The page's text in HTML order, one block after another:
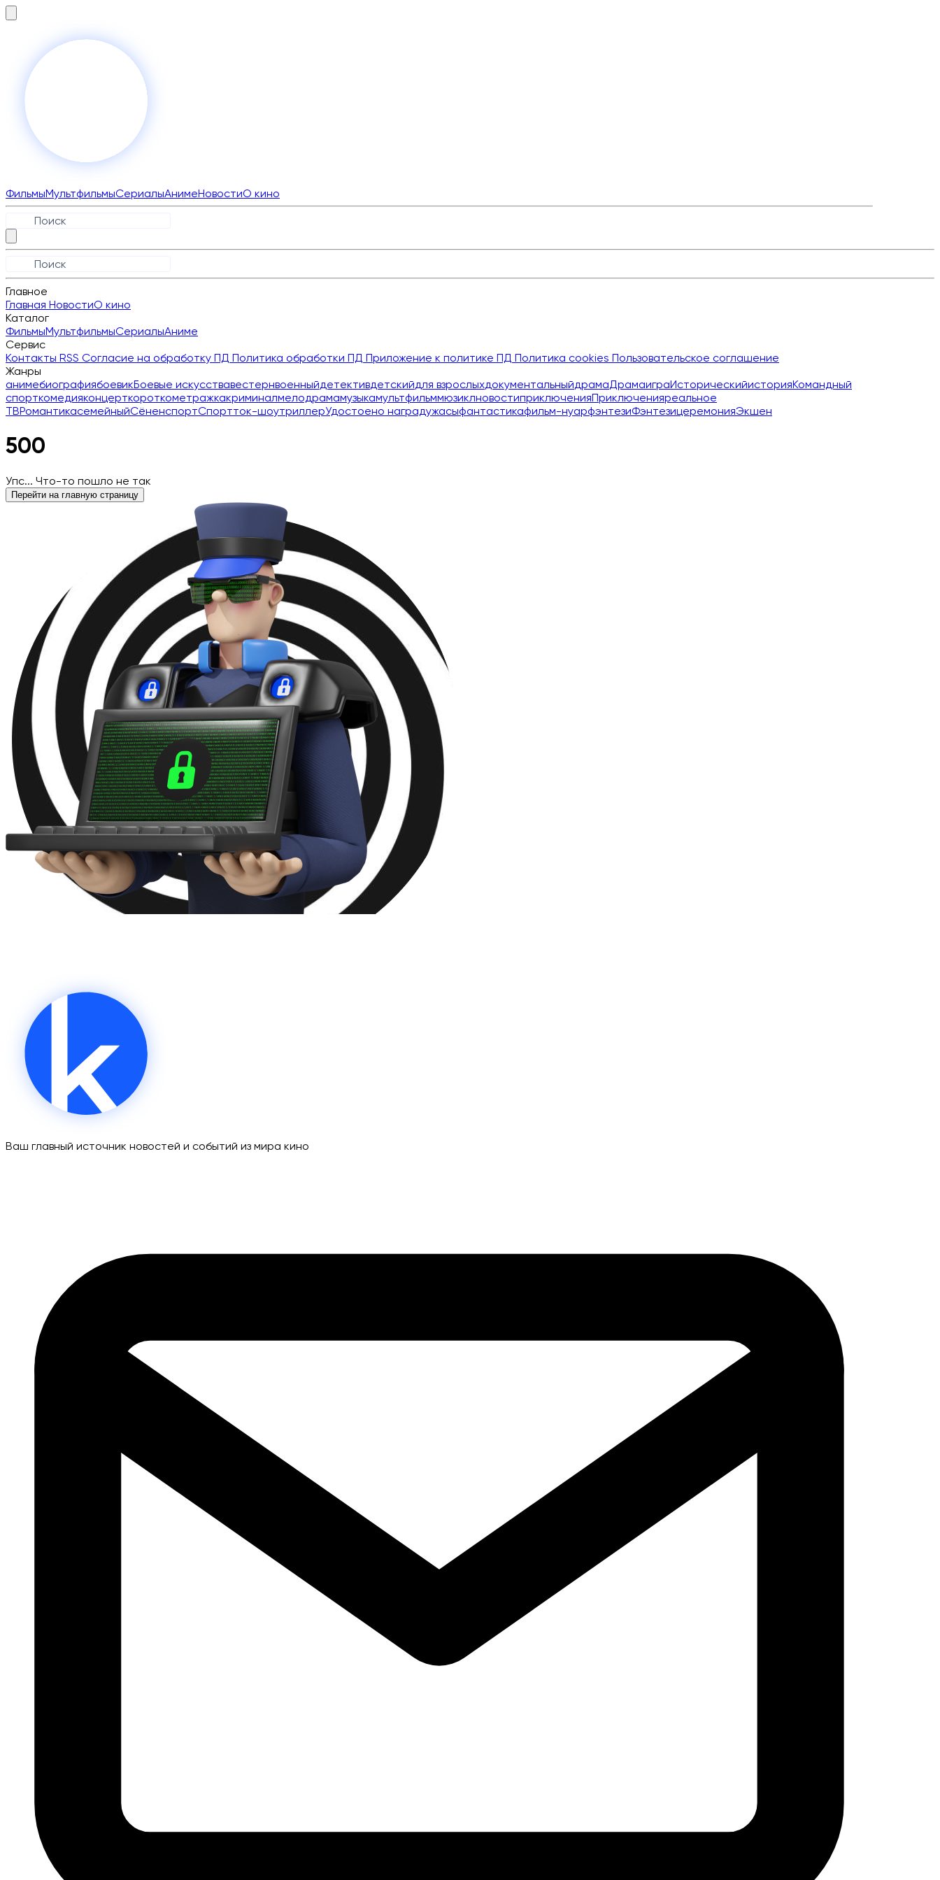
ФильмыМультфильмыСериалыАнимеНовостиО кино
Главное
Главная НовостиО кино
Каталог
ФильмыМультфильмыСериалыАниме
Сервис
Контакты RSS Согласие на обработку ПД Политика обработки ПД Приложение к политике ПД Политика cookies Пользовательское соглашение
Жанры
анимебиографиябоевикБоевые искусствавестернвоенныйдетективдетскийдля взрослыхдокументальныйдрамаДрамаиграИсторическийисторияКомандный
спорткомедияконцерткороткометражкакриминалмелодрамамузыкамультфильммюзиклновостиприключенияПриключенияреальное
ТВРомантикасемейныйСёненспортСпортток-шоутриллерУдостоено наградужасыфантастикафильм-нуарфэнтезиФэнтезицеремонияЭкшен
500
Упс... Что-то пошло не так
Перейти на главную страницу
Ваш главный источник новостей и событий из мира кино